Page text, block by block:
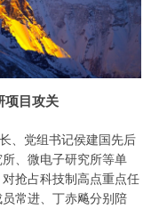
项目攻关
、党组书记侯建国先后
、微电子研究所等单
抢占科技制高点重点任
常进、丁赤飚分别陪